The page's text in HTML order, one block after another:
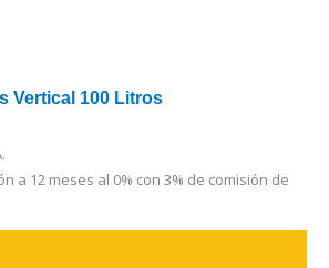
Vertical 100 Litros
a 12 meses al 0% con 3% de comisión de